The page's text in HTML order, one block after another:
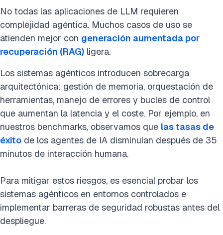
No todas las aplicaciones de LLM requieren
complejidad agéntica. Muchos casos de uso se
atienden mejor con generación aumentada por
recuperación (RAG) ligera.
Los sistemas agénticos introducen sobrecarga
arquitectónica: gestión de memoria, orquestación de
herramientas, manejo de errores y bucles de control
que aumentan la latencia y el coste. Por ejemplo, en
nuestros benchmarks, observamos que las tasas de
éxito de los agentes de IA disminuían después de 35
minutos de interacción humana.
Para mitigar estos riesgos, es esencial probar los
sistemas agénticos en entornos controlados e
implementar barreras de seguridad robustas antes del
despliegue.